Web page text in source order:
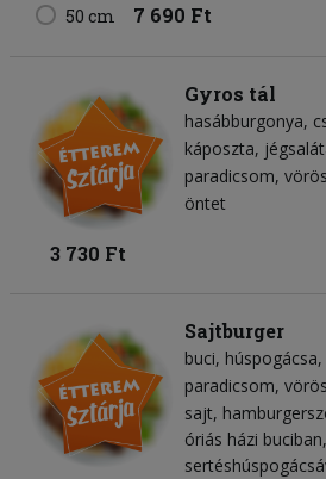
50 cm 7 690 Ft
Gyros tál
hasábburgonya
káposzta
paradicsom
öntet
3 730 Ft
Sajtburger
buci húspogácsa
paradicsom
sajt
óriás házi